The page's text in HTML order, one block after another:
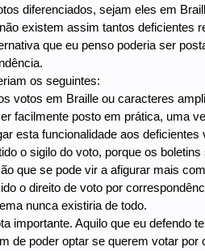
diferenciados, sejam eles em
existem assim tantos deficientes
que eu penso poderia ser
os seguintes:
votos em Braille ou caracteres
facilmente posto em prática, uma
esta funcionalidade aos deficientes
o sigilo do voto, porque os
que se pode vir a afigurar mais
o direito de voto por
nunca existiria de todo.
importante. Aquilo que eu defendo
de poder optar se querem votar